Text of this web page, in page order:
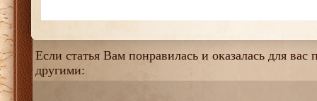
Если статья Вам понравилась и оказалась для вас
другими: